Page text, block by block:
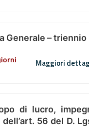
Generale –
Maggiori
di lucro,
56 del D.